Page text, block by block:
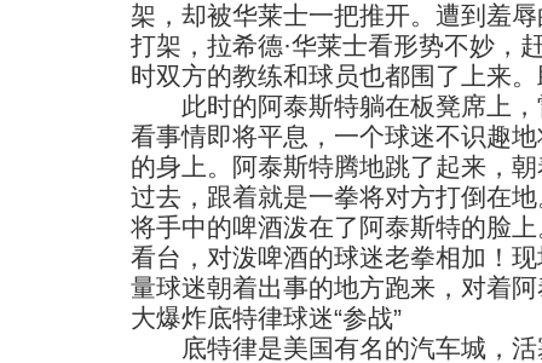
架，却被华莱士一把推开。遭到羞
打架，拉希德·华莱士看形势不妙，
时双方的教练和球员也都围了上来
此时的阿泰斯特躺在板凳席上，
看事情即将平息，一个球迷不识趣
的身上。阿泰斯特腾地跳了起来，
过去，跟着就是一拳将对方打倒在
将手中的啤酒泼在了阿泰斯特的脸
看台，对泼啤酒的球迷老拳相加！
量球迷朝着出事的地方跑来，对着
大爆炸底特律球迷“参战”
底特律是美国有名的汽车城，活